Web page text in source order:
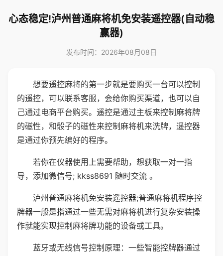
心态稳定!泸州普通麻将机免安装遥控器(自动稳
赢器)
发布时间：2026年08月08日
想要遥控麻将的第一步就是要购买一台可以控制
的遥控，可以联系客服，会给你购买渠道，也可以自
己通过电商平台购买。遥控是通过主板来控制麻将牌
的磁性，和骰子的磁性来控制麻将机来洗牌，遥控器
是通过你预先编好的程序。
若你在仪器使用上需要帮助，想获取一对一指
导，添加微信号; kkss8691 随时交流 。
泸州普通麻将机免安装遥控器;普通麻将机程序控
牌器一般是指通过一些无需对麻将机进行复杂安装操
作就能实现控制麻将牌功能的设备或工具。
蓝牙或无线信号控制原理：一些智能控牌器通过